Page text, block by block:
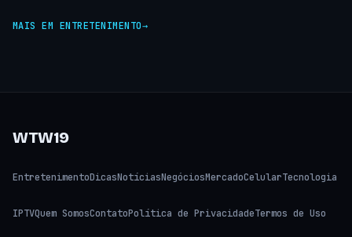
MAIS EM ENTRETENIMENTO
WTW19
EntretenimentoDicasNotíciasNegóciosMercadoCelularTecnologia
IPTVQuem SomosContatoPolítica de PrivacidadeTermos de Uso